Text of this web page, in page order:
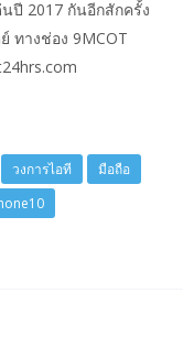
ปี 2017 กันอีกสักครั้ง
ทางช่อง 9MCOT
วงการไอที
มือถือ